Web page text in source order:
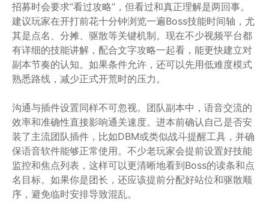
招募时会要求“看过攻略”，但看过和真正理解是两回事。
建议玩家在开打前花十分钟浏览一遍Boss技能时间轴，尤
其是点名、分摊、驱散等关键机制。现在不少视频平台都
有详细的技能讲解，配合文字攻略一起看，能更快建立对
副本节奏的认知。如果条件允许，还可以先用低难度模式
熟悉路线，减少正式开荒时的压力。
沟通与插件设置同样不可忽视。团队副本中，语音交流的
效率和准确性直接影响通关速度。进本前确认自己是否安
装了主流团队插件，比如DBM或类似战斗提醒工具，并确
保语音软件能够正常使用。不少老玩家会提前设置好技能
监控和焦点列表，这样可以更清晰地看到Boss的读条和点
名目标。如果你是团长，还应该提前分配好站位和驱散顺
序，避免临时安排导致混乱。